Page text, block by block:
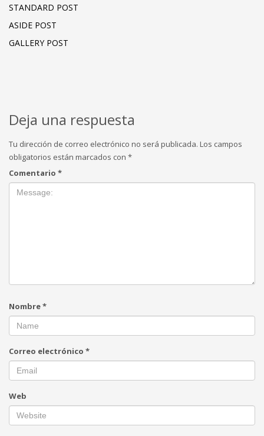
STANDARD POST
ASIDE POST
GALLERY POST
Deja una respuesta
Tu dirección de correo electrónico no será publicada. Los campos
obligatorios están marcados con *
Comentario *
Nombre*
Correo electrónico *
Web